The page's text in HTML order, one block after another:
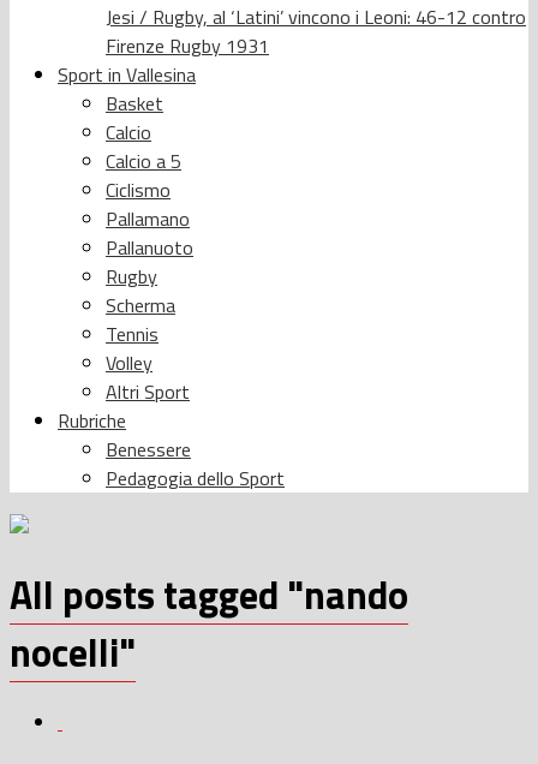
Jesi / Rugby, al ‘Latini’ vincono i Leoni: 46-12 contro
Firenze Rugby 1931
Sport in Vallesina
Basket
Calcio
Calcio a 5
Ciclismo
Pallamano
Pallanuoto
Rugby
Scherma
Tennis
Volley
Altri Sport
Rubriche
Benessere
Pedagogia dello Sport
All posts tagged "nando
nocelli"